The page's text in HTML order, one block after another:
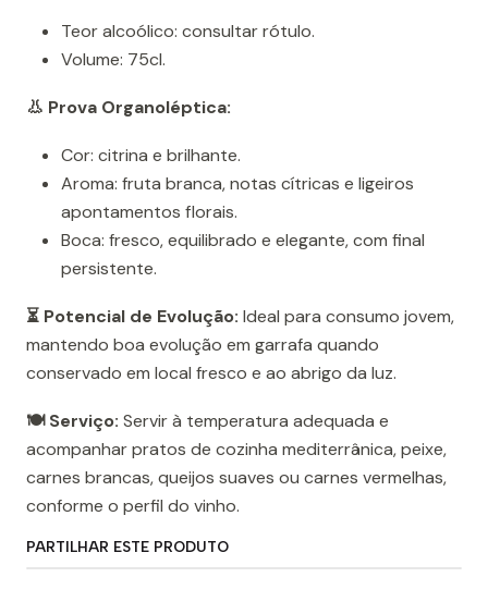
Teor alcoólico: consultar rótulo.
Volume: 75cl.
👃 Prova Organoléptica:
Cor: citrina e brilhante.
Aroma: fruta branca, notas cítricas e ligeiros
apontamentos florais.
Boca: fresco, equilibrado e elegante, com final
persistente.
⏳ Potencial de Evolução: Ideal para consumo jovem,
mantendo boa evolução em garrafa quando
conservado em local fresco e ao abrigo da luz.
🍽️ Serviço: Servir à temperatura adequada e
acompanhar pratos de cozinha mediterrânica, peixe,
carnes brancas, queijos suaves ou carnes vermelhas,
conforme o perfil do vinho.
PARTILHAR ESTE PRODUTO